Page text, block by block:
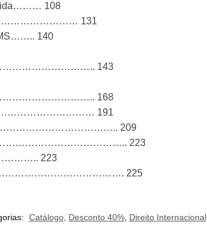
108
131
MS…….. 140
143
168
191
209
223
223
225
Catálogo, Desconto 40%, Direito Internacional